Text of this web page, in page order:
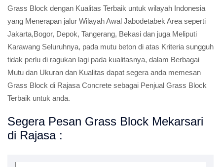
Grass Block dengan Kualitas Terbaik untuk wilayah Indonesia
yang Menerapan jalur Wilayah Awal Jabodetabek Area seperti
Jakarta,Bogor, Depok, Tangerang, Bekasi dan juga Meliputi
Karawang Seluruhnya, pada mutu beton di atas Kriteria sungguh
tidak perlu di ragukan lagi pada kualitasnya, dalam Berbagai
Mutu dan Ukuran dan Kualitas dapat segera anda memesan
Grass Block di Rajasa Concrete sebagai Penjual Grass Block
Terbaik untuk anda.
Segera Pesan Grass Block Mekarsari
di Rajasa :